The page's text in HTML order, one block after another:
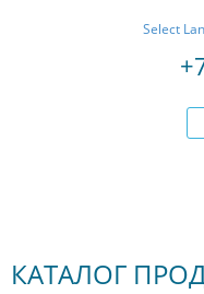
Select
КАТАЛОГ